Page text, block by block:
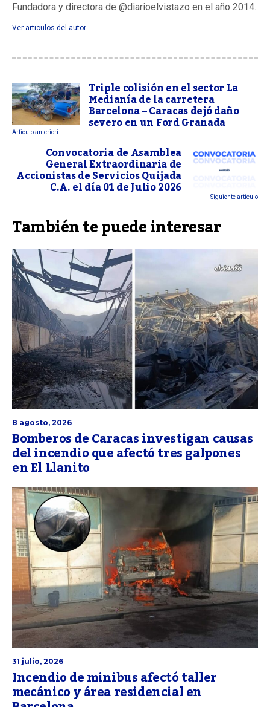
Fundadora y directora de @diarioelvistazo en el año 2014.
Ver articulos del autor
Triple colisión en el sector La
Medianía de la carretera
Barcelona – Caracas dejó daño
severo en un Ford Granada
Articulo anteriori
Convocatoria de Asamblea
General Extraordinaria de
Accionistas de Servicios Quijada
C.A. el día 01 de Julio 2026 Siguiente articulo
También te puede interesar
8 agosto, 2026
Bomberos de Caracas investigan causas
del incendio que afectó tres galpones
en El Llanito
31 julio, 2026
Incendio de minibus afectó taller
mecánico y área residencial en